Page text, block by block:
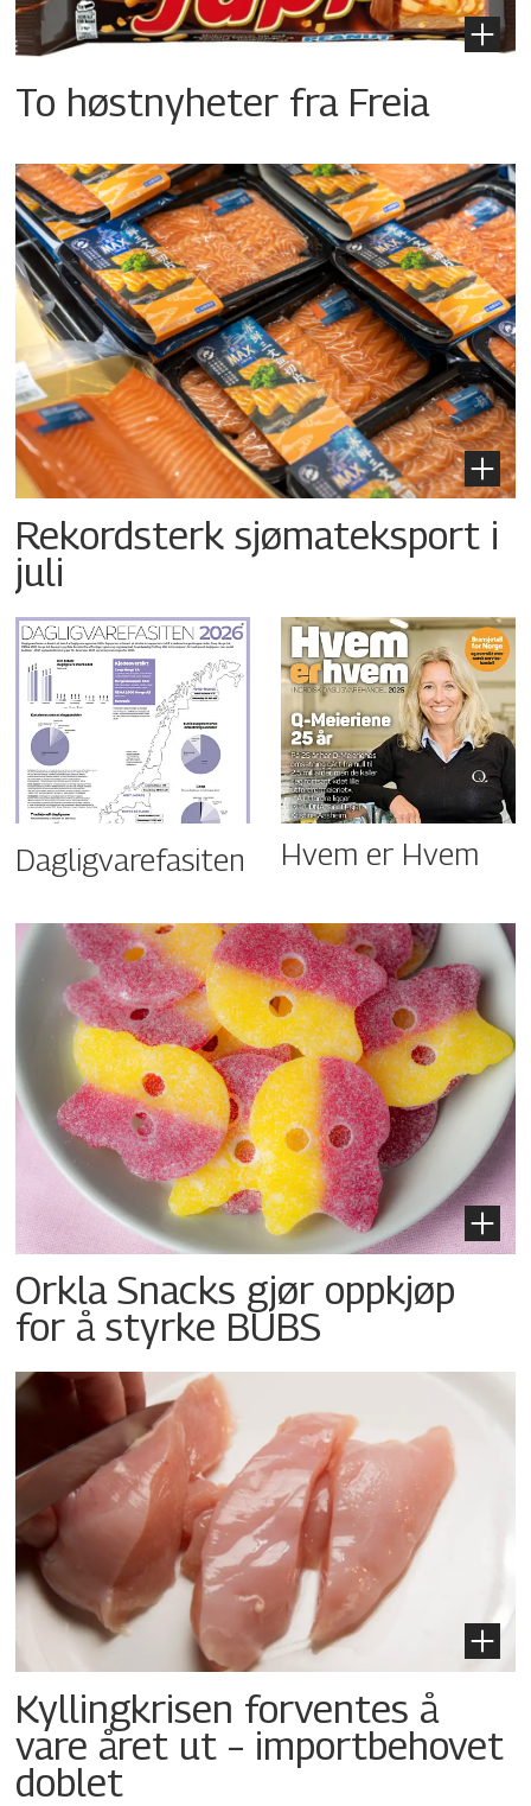
To høstnyheter fra Freia
Rekordsterk sjømateksport i
juli
Dagligvarefasiten Hvem er Hvem
Orkla Snacks gjør oppkjøp
for å styrke BUBS
Kyllingkrisen forventes å
vare året ut – importbehovet
doblet